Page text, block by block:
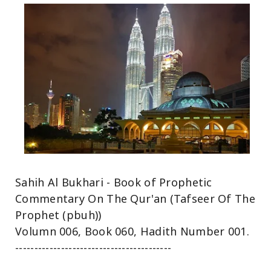
Sahih Al Bukhari - Book of Prophetic
Commentary On The Qur'an (Tafseer Of The
Prophet (pbuh))
Volumn 006, Book 060, Hadith Number 001.
-----------------------------------------